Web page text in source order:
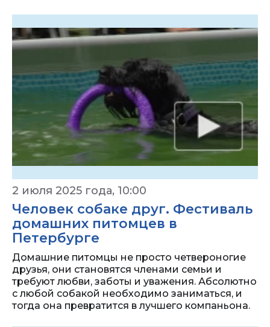
2 июля 2025 года, 10:00
Человек собаке друг. Фестиваль
домашних питомцев в
Петербурге
Домашние питомцы не просто четвероногие
друзья, они становятся членами семьи и
требуют любви, заботы и уважения. Абсолютно
с любой собакой необходимо заниматься, и
тогда она превратится в лучшего компаньона.